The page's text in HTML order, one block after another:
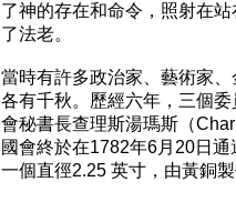
了神的存在和命令，照射在
了法老。
當時有許多政治家、藝術家
各有千秋。歷經六年，三個
會秘書長查理斯湯瑪斯（
國會終於在1782年6月20日
一個直徑2.25 英寸，由黃銅製